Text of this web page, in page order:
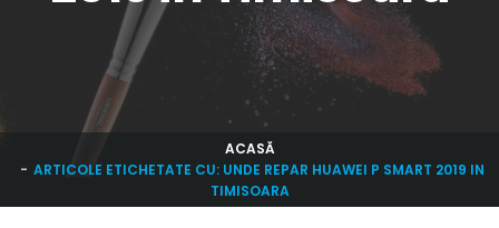
ACASĂ
ARTICOLE ETICHETATE CU: UNDE REPAR HUAWEI P SMART 2019 IN
TIMISOARA